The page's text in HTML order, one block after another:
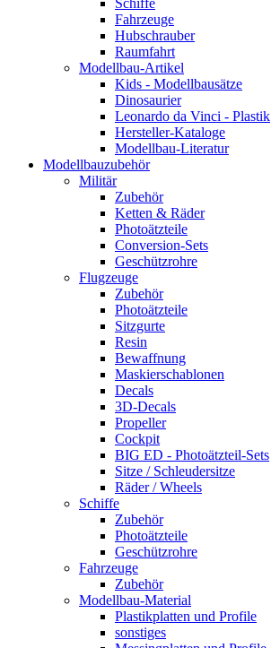
Schiffe
Fahrzeuge
Hubschrauber
Raumfahrt
Modellbau-Artikel
Kids - Modellbausätze
Dinosaurier
Leonardo da Vinci - Plastik
Hersteller-Kataloge
Modellbau-Literatur
Modellbauzubehör
Militär
Zubehör
Ketten & Räder
Photoätzteile
Conversion-Sets
Geschützrohre
Flugzeuge
Zubehör
Photoätzteile
Sitzgurte
Resin
Bewaffnung
Maskierschablonen
Decals
3D-Decals
Propeller
Cockpit
BIG ED - Photoätzteil-Sets
Sitze / Schleudersitze
Räder / Wheels
Schiffe
Zubehör
Photoätzteile
Geschützrohre
Fahrzeuge
Zubehör
Modellbau-Material
Plastikplatten und Profile
sonstiges